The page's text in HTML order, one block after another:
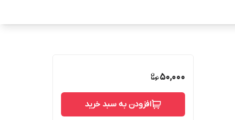
50,000
افزودن به سبد خرید